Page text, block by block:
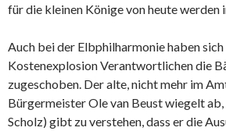
für die kleinen Könige von heute werden
Auch bei der Elbphilharmonie haben
Kostenexplosion Verantwortlichen die
zugeschoben. Der alte, nicht mehr im
Bürgermeister Ole van Beust wiegelt
Scholz) gibt zu verstehen, dass er die